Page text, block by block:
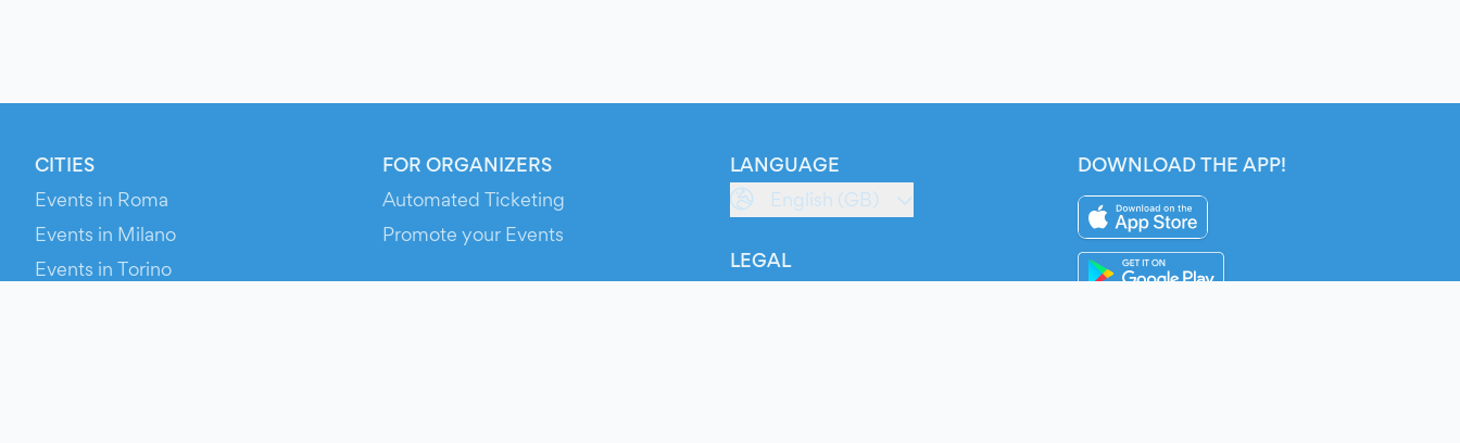
CITIES
Events in Roma
Events in Milano
Events in Torino
FOR ORGANIZERS
Automated Ticketing
Promote your Events
LANGUAGE
English (GB)
LEGAL
DOWNLOAD THE APP!